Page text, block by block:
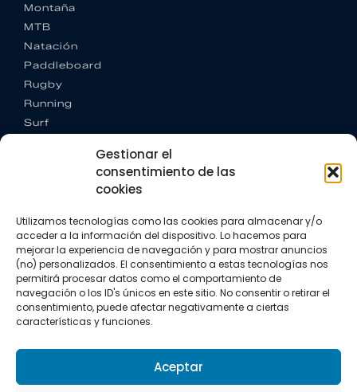
Gestionar el
consentimiento de las
cookies
Utilizamos tecnologías como las cookies para almacenar y/o
acceder a la información del dispositivo. Lo hacemos para
mejorar la experiencia de navegación y para mostrar anuncios
(no) personalizados. El consentimiento a estas tecnologías nos
permitirá procesar datos como el comportamiento de
navegación o los ID's únicos en este sitio. No consentir o retirar el
consentimiento, puede afectar negativamente a ciertas
características y funciones.
Aceptar
Montaña
MTB
Natación
Paddleboard
Rugby
Running
Surf
CONTACTO
+34 662 342 177
info@vkssport.com
SÍGUENOS
Política de privacidad
Política de cookies